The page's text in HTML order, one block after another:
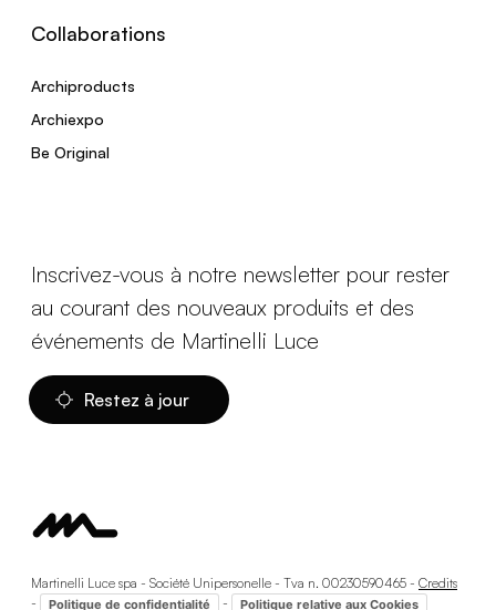
Collaborations
Archiproducts
Archiexpo
Be Original
Inscrivez-vous à notre newsletter pour rester
au courant des nouveaux produits et des
événements de Martinelli Luce
Restez à jour
Martinelli Luce spa - Société Unipersonelle - Tva n. 00230590465 - Credits
-
Politique de confidentialité - Politique relative aux Cookies